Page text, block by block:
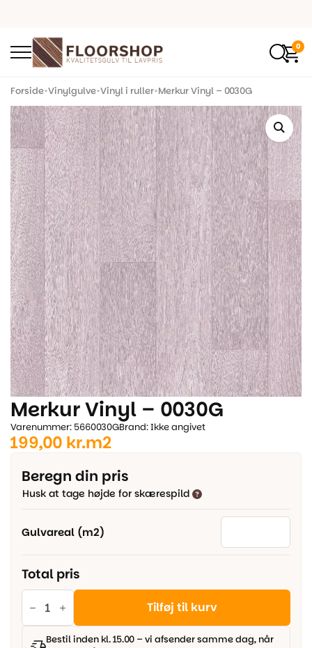
0
Forside•Vinylgulve•Vinyl i ruller•Merkur Vinyl – 0030G
Merkur Vinyl – 0030G
Varenummer: 5660030GBrand: Ikke angivet
199,00 kr.m2
Beregn din pris
Husk at tage højde for skærespild
Gulvareal (m2)
Total pris
Merkur
Vinyl
0030G
antal
Tilføj til kurv
Bestil inden kl. 15.00 – vi afsender samme dag, når